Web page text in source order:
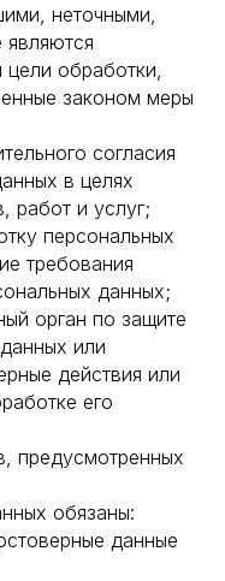
неточными,
обработки,
законом меры
согласия
в целях
работ и услуг;
персональных
требования
данных;
орган по защите
или
действия или
его
предусмотренных
обязаны:
данные